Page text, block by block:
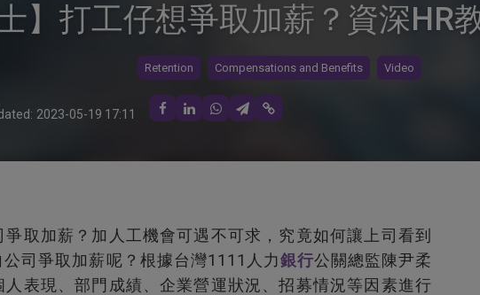
士】打工仔想爭取加薪？資深HR
Retention Compensations and Benefits Video
2023-05-19 17:11
取加薪？加人工機會可遇不可求，究竟如何讓上司看到
司爭取加薪呢？根據台灣1111人力銀行公關總監陳尹柔
表現、部門成績、企業營運狀況、招募情況等因素進行